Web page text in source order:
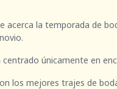
acerca la temporada de
únicamente en
los mejores trajes de